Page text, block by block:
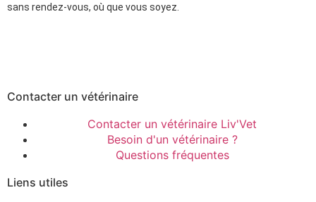
sans rendez-vous, où que vous soyez.
Contacter un vétérinaire
Contacter un vétérinaire Liv'Vet
Besoin d'un vétérinaire ?
Questions fréquentes
Liens utiles